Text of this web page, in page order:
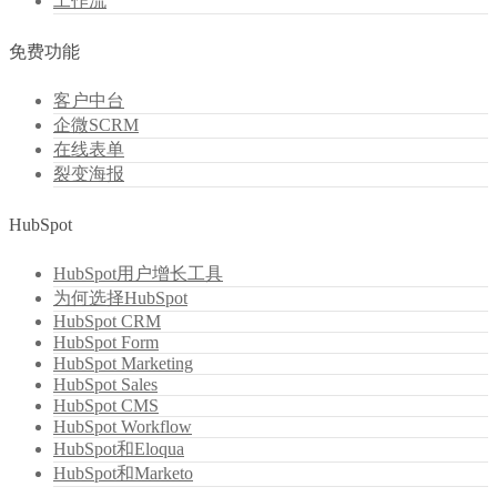
免费功能
客户中台
企微SCRM
在线表单
裂变海报
HubSpot
HubSpot用户增长工具
为何选择HubSpot
HubSpot CRM
HubSpot Form
HubSpot Marketing
HubSpot Sales
HubSpot CMS
HubSpot Workflow
HubSpot和Eloqua
HubSpot和Marketo